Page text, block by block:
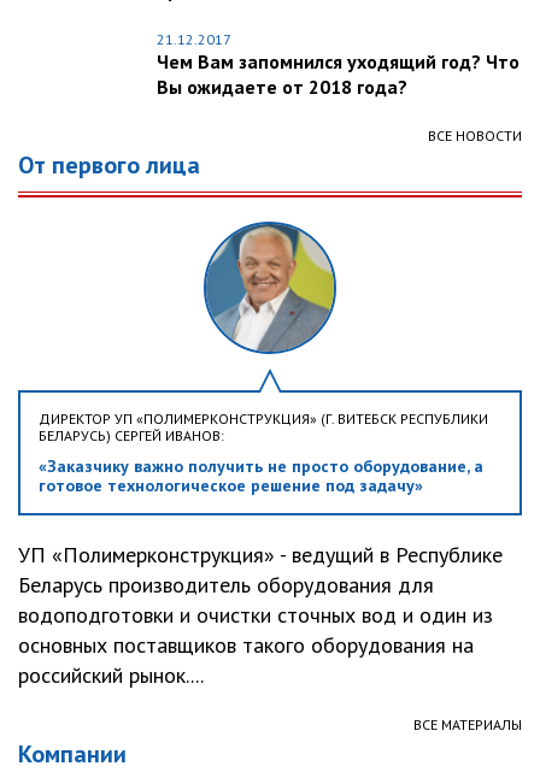
21.12.2017
Чем Вам запомнился уходящий год? Что
Вы ожидаете от 2018 года?
ВСЕ НОВОСТИ
От первого лица
ДИРЕКТОР УП «ПОЛИМЕРКОНСТРУКЦИЯ» (Г. ВИТЕБСК РЕСПУБЛИКИ
БЕЛАРУСЬ) СЕРГЕЙ ИВАНОВ:
«Заказчику важно получить не просто оборудование, а
готовое технологическое решение под задачу»
УП «Полимерконструкция» - ведущий в Республике
Беларусь производитель оборудования для
водоподготовки и очистки сточных вод и один из
основных поставщиков такого оборудования на
российский рынок....
ВСЕ МАТЕРИАЛЫ
Компании